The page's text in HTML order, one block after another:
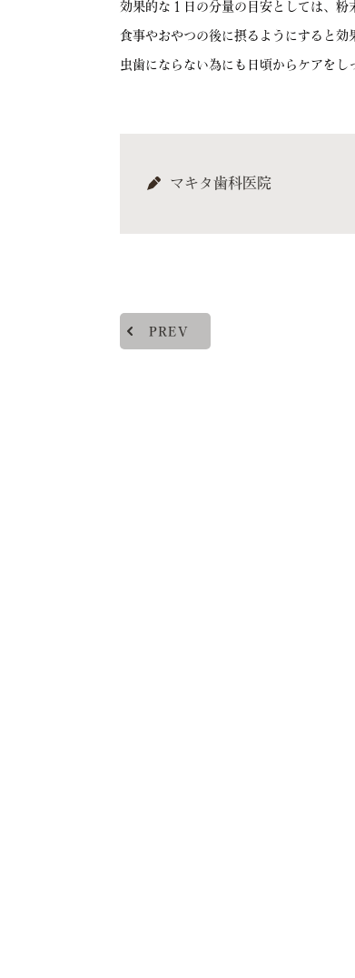
効果的な１日の分量の目安としては、粉
食事やおやつの後に摂るようにすると効
虫歯にならない為にも日頃からケアを
マキタ歯科医院
PREV